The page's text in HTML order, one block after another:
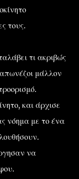
τους.
τι ακριβώς
μάλλον
και άρχισε
νόημα με το ένα
να